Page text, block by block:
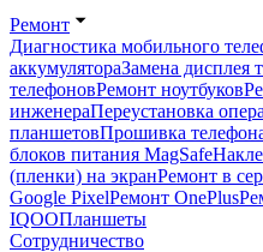
Ремонт
Диагностика мобильного
аккумулятораЗамена дисплея
телефоновРемонт ноутбуков
инженераПереустановка
планшетовПрошивка
блоков питания MagSafe
(пленки) на экранРемонт в
Google PixelРемонт OnePlus
IQOOПланшеты
Сотрудничество